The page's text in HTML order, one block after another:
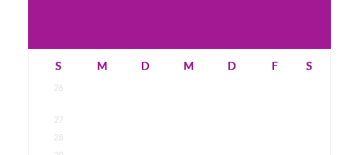
S M D M D F S
26
27
28